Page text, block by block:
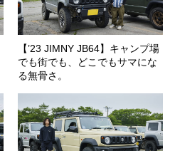
【’23 JIMNY JB64】キャンプ場
でも街でも、どこでもサマにな
る無骨さ。